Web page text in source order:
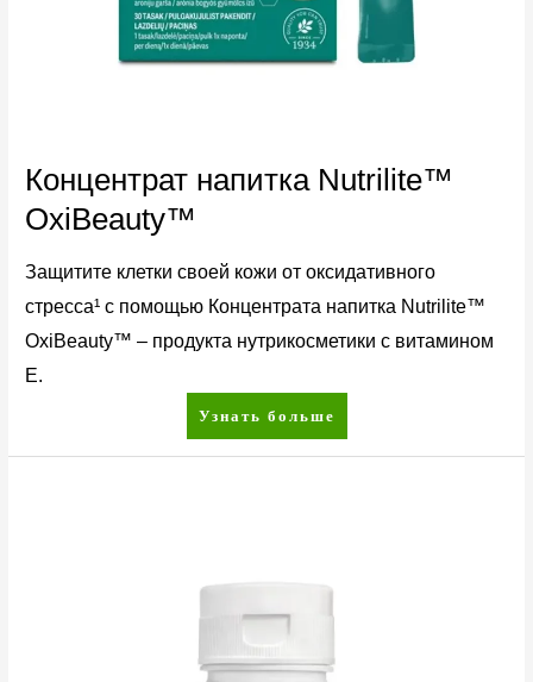
Концентрат напитка Nutrilite™
OxiBeauty™
Защитите клетки своей кожи от оксидативного
стресса¹ с помощью Концентрата напитка Nutrilite™
OxiBeauty™ – продукта нутрикосметики с витамином
Е.
Узнать больше